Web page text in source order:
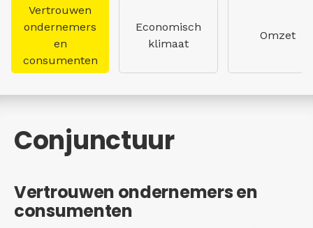
Vertrouwen
ondernemers
en
consumenten
Economisch
klimaat
Omzet
Conjunctuur
Vertrouwen ondernemers en
consumenten